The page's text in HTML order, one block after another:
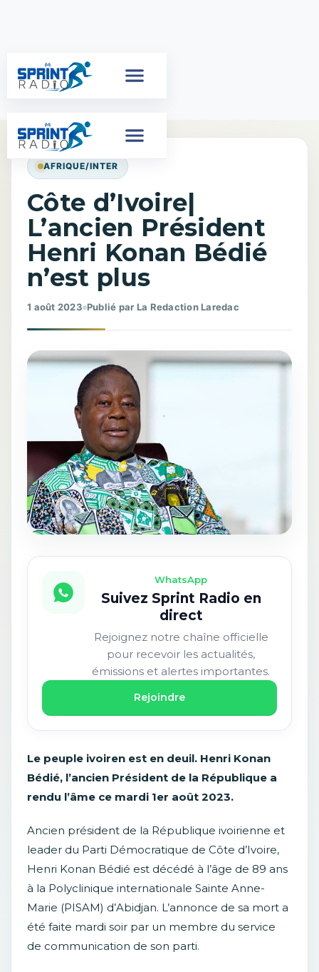
AFRIQUE/INTER
Côte d’Ivoire|
L’ancien Président
Henri Konan Bédié
n’est plus
1 août 2023 Publié par La Redaction Laredac
WhatsApp
Suivez Sprint Radio en
direct
Rejoignez notre chaîne officielle
pour recevoir les actualités,
émissions et alertes importantes.
Rejoindre
Le peuple ivoiren est en deuil. Henri Konan
Bédié, l’ancien Président de la République a
rendu l’âme ce mardi 1er août 2023.
Ancien président de la République ivoirienne et
leader du Parti Démocratique de Côte d’Ivoire,
Henri Konan Bédié est décédé à l’âge de 89 ans
à la Polyclinique internationale Sainte Anne-
Marie (PISAM) d’Abidjan. L’annonce de sa mort a
été faite mardi soir par un membre du service
de communication de son parti.